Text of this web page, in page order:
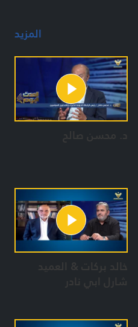
المزيد
د. محسن صالح
خالد بركات & العميد
شارل ابي نادر